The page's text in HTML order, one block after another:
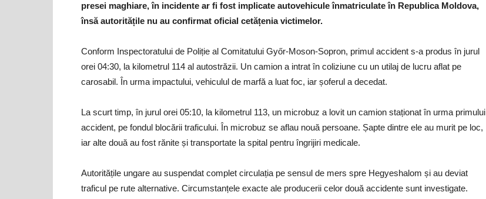
presei maghiare, în incidente ar fi fost implicate autovehicule înmatriculate în Republica Moldova,
însă autoritățile nu au confirmat oficial cetățenia victimelor.
Conform Inspectoratului de Poliție al Comitatului Győr-Moson-Sopron, primul accident s-a produs în jurul
orei 04:30, la kilometrul 114 al autostrăzii. Un camion a intrat în coliziune cu un utilaj de lucru aflat pe
carosabil. În urma impactului, vehiculul de marfă a luat foc, iar șoferul a decedat.
La scurt timp, în jurul orei 05:10, la kilometrul 113, un microbuz a lovit un camion staționat în urma primului
accident, pe fondul blocării traficului. În microbuz se aflau nouă persoane. Șapte dintre ele au murit pe loc,
iar alte două au fost rănite și transportate la spital pentru îngrijiri medicale.
Autoritățile ungare au suspendat complet circulația pe sensul de mers spre Hegyeshalom și au deviat
traficul pe rute alternative. Circumstanțele exacte ale producerii celor două accidente sunt investigate.